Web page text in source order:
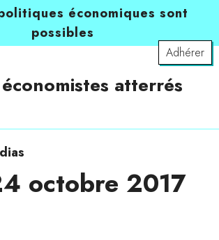
économiques sont
possibles
Adhérer
atterrés
octobre 2017